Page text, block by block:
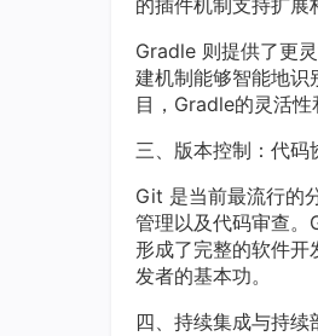
的插件机制支持扩展
Gradle 则提供了更
建机制能够智能地识
目，Gradle的灵活性
三、版本控制：代码
Git 是当前最流行的
管理以及代码审查
形成了完整的软件
发者的基本功。
四、持续集成与持